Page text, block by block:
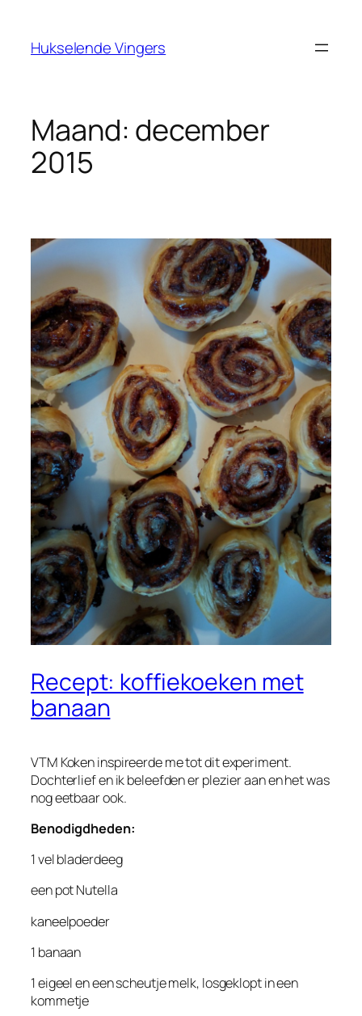
Hukselende Vingers
Maand: december
2015
Recept: koffiekoeken met
banaan
VTM Koken inspireerde me tot dit experiment.
Dochterlief en ik beleefden er plezier aan en het was
nog eetbaar ook.
Benodigdheden:
1 vel bladerdeeg
een pot Nutella
kaneelpoeder
1 banaan
1 eigeel en een scheutje melk, losgeklopt in een
kommetje